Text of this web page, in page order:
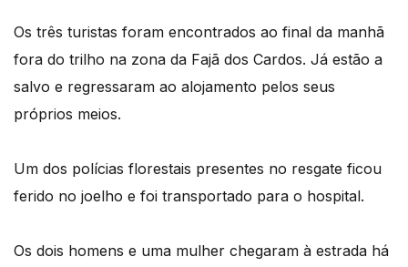
Os três turistas foram encontrados ao final da manhã
fora do trilho na zona da Fajã dos Cardos. Já estão a
salvo e regressaram ao alojamento pelos seus
próprios meios.
Um dos polícias florestais presentes no resgate ficou
ferido no joelho e foi transportado para o hospital.
Os dois homens e uma mulher chegaram à estrada há